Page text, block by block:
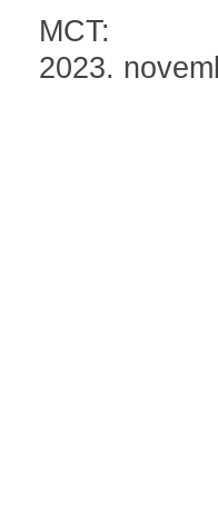
MCT:
2023.